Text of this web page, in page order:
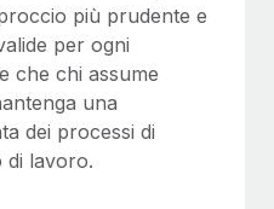
più prudente e
per ogni
che chi assume
una
dei processi di
di lavoro.